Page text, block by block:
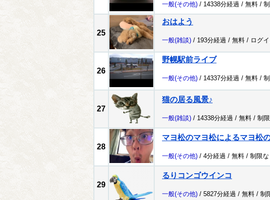
一般(その他) / 14338分経過 / 無料 /
25
おはよう
一般(雑談) / 193分経過 / 無料 / ログ
26
野幌駅前ライブ
一般(その他) / 14337分経過 / 無料 /
27
猫の居る風景♪
一般(雑談) / 14338分経過 / 無料 / 制
28
マヨ松のマヨ松によるマヨ松
一般(その他) / 4分経過 / 無料 / 制限な
29
るりコンゴウインコ
一般(その他) / 5827分経過 / 無料 / 制